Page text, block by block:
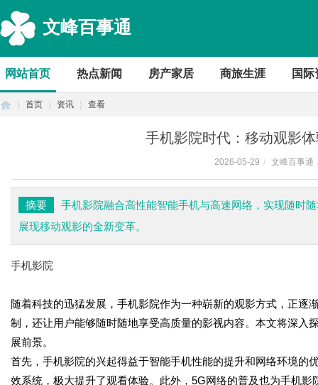
文峰百事通
网站首页 热点新闻 房产家居 商旅生涯 国际
首页 资讯 查看
手机影院时代：移动观影
2026-05-29 / 文峰百事通
摘要
手机影院融合高性能智能手机与高速网络，实现随时
展现移动观影的全新变革。
手机影院
随着科技的迅猛发展，手机影院作为一种崭新的观影方式，正
制，还让用户能够随时随地享受高质量的影视内容。本文将深入
展前景。
首先，手机影院的兴起得益于智能手机性能的提升和网络环境的
效系统，极大提升了观看体验。此外，5G网络的普及也为手机